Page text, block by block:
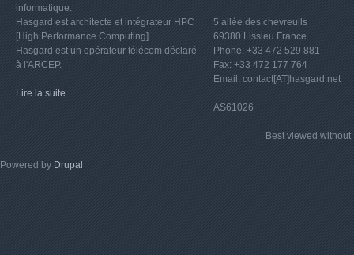
informatique.
Hasgard est architecte et intégrateur HPC
[High Performance Computing].
Hasgard est un opérateur télécom déclaré
à l'ARCEP.
Lire la suite...
5 allée des chevreuils
69380 Lissieu France
Phone: +33 472 529 881
Fax: +33 472 177 764
Email: contact[AT]hasgard.net
AS61026
Best viewed
Powered by Drupal